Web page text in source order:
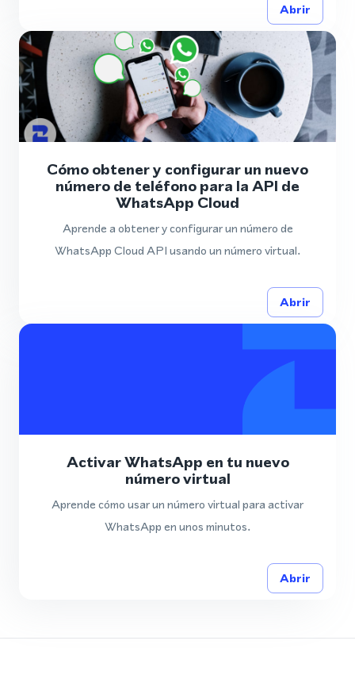
Abrir
Cómo obtener y configurar un nuevo
número de teléfono para la API de
WhatsApp Cloud
Aprende a obtener y configurar un número de
WhatsApp Cloud API usando un número virtual.
Abrir
Activar WhatsApp en tu nuevo
número virtual
Aprende cómo usar un número virtual para activar
WhatsApp en unos minutos.
Abrir